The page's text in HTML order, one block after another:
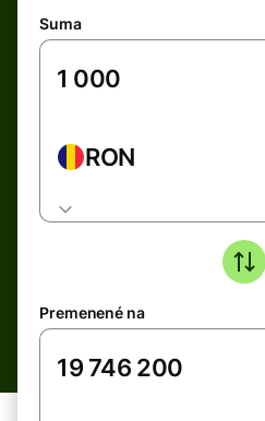
Suma
RON
Premenené na